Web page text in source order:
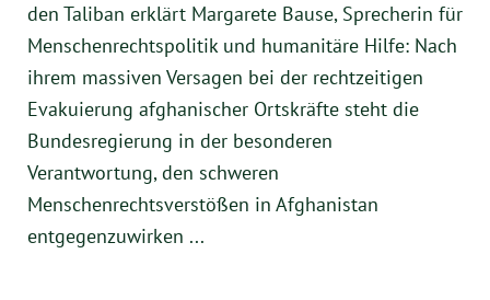
den Taliban erklärt Margarete Bause, Sprecherin für
Menschenrechtspolitik und humanitäre Hilfe: Nach
ihrem massiven Versagen bei der rechtzeitigen
Evakuierung afghanischer Ortskräfte steht die
Bundesregierung in der besonderen
Verantwortung, den schweren
Menschenrechtsverstößen in Afghanistan
entgegenzuwirken ...